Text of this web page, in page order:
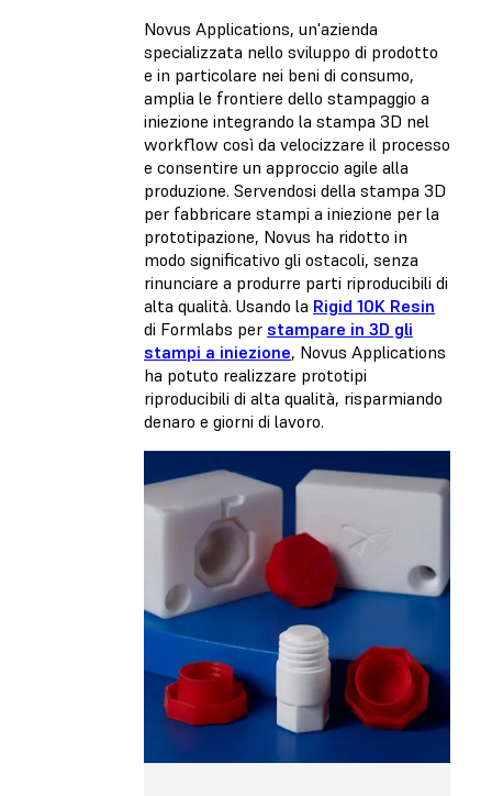
Novus Applications, un'azienda
specializzata nello sviluppo di prodotto
e in particolare nei beni di consumo,
amplia le frontiere dello stampaggio a
iniezione integrando la stampa 3D nel
workflow così da velocizzare il processo
e consentire un approccio agile alla
produzione. Servendosi della stampa 3D
per fabbricare stampi a iniezione per la
prototipazione, Novus ha ridotto in
modo significativo gli ostacoli, senza
rinunciare a produrre parti riproducibili di
alta qualità. Usando la Rigid 10K Resin
di Formlabs per stampare in 3D gli
stampi a iniezione, Novus Applications
ha potuto realizzare prototipi
riproducibili di alta qualità, risparmiando
denaro e giorni di lavoro.